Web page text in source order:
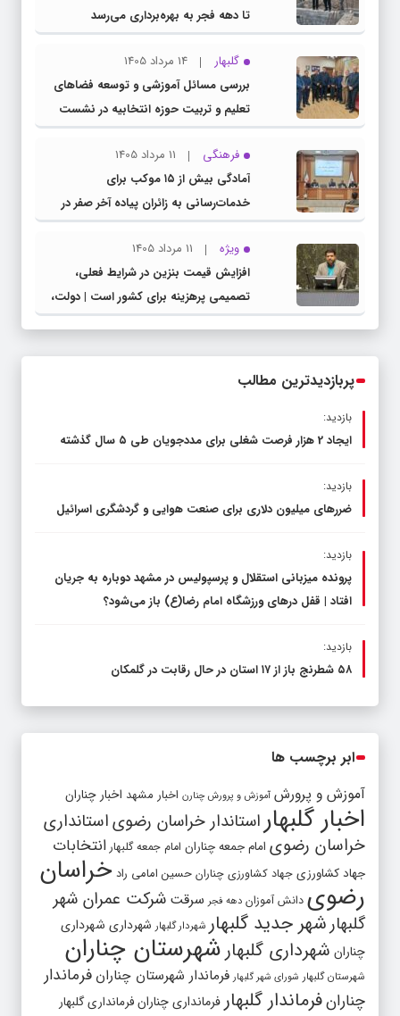
تا دهه فجر به بهره‌برداری می‌رسد
گلبهار
14 مرداد 1405
بررسی مسائل آموزشی و توسعه فضاهای
تعلیم و تربیت حوزه انتخابیه در نشست
مشترک عضو کمیسیون آموزش مجلس با
مدیرکل آموزش و پرورش خراسان رضوی
فرهنگی
11 مرداد 1405
آمادگی بیش از ۱۵ موکب برای
خدمات‌رسانی به زائران پیاده آخر صفر در
شهرستان چناران
ویژه
11 مرداد 1405
افزایش قیمت بنزین در شرایط فعلی،
تصمیمی پرهزینه برای کشور است | دولت،
قاچاق سوخت و عوامل اصلی ناترازی را
پربازدیدترین مطالب
بازدید:
ایجاد 2 هزار فرصت شغلی برای مددجویان طی ۵ سال گذشته
بازدید:
ضررهای میلیون دلاری برای صنعت هوایی و گردشگری اسرائیل
بازدید:
پرونده میزبانی استقلال و پرسپولیس در مشهد دوباره به جریان
افتاد | قفل در‌های ورزشگاه امام رضا(ع) باز می‌شود؟
بازدید:
۵۸ شطرنج‌ باز از ۱۷ استان در حال رقابت در گلمکان
ابر برچسب ها
آموزش و پرورش آموزش و پرورش چنارن اخبار مشهد اخبار چناران
اخبار گلبهار استاندار خراسان رضویاستانداری
خراسان رضوی امام جمعه چناران امام جمعه گلبهار انتخابات
جهاد کشاورزی جهاد کشاورزی چناران حسین امامی راد خراسان
رضوی دانش آموزان دهه فجر سرقت شرکت عمران شهر
گلبهارشهر جدید گلبهار شهردار گلبهار شهرداری شهرداری
چناران شهرداری گلبهار شهرستان چناران
شهرستان گلبهار شورای شهر گلبهار فرماندار شهرستان چناران فرماندار
چنارانفرماندار گلبهار فرمانداری چنارانفرمانداری گلبهار